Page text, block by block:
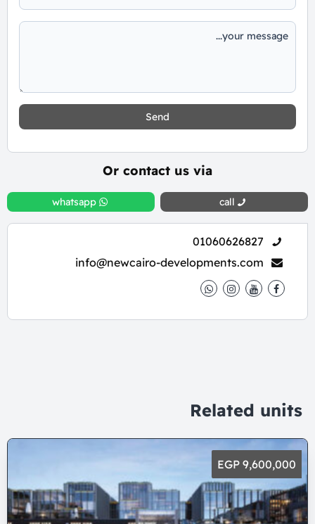
Send
Or contact us via
call
whatsapp
01060626827
info@newcairo-developments.com
Related units
9,600,000 EGP